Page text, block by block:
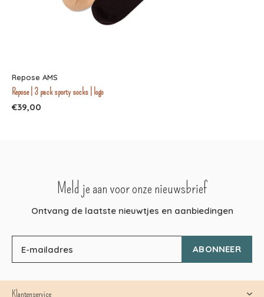
Repose AMS
Repose | 3 pack sporty socks | logo
€39,00
Meld je aan voor onze nieuwsbrief
Ontvang de laatste nieuwtjes en aanbiedingen
ABONNEER
Klantenservice